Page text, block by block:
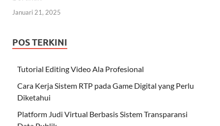
Januari 21, 2025
POS TERKINI
Tutorial Editing Video Ala Profesional
Cara Kerja Sistem RTP pada Game Digital yang Perlu
Diketahui
Platform Judi Virtual Berbasis Sistem Transparansi